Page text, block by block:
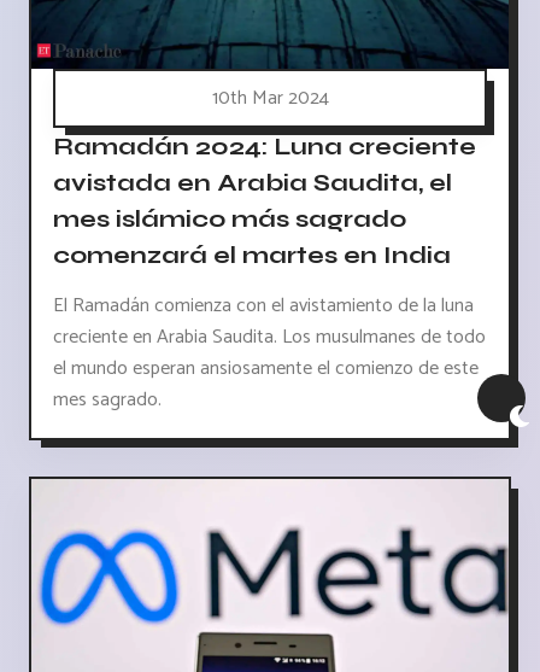
10th Mar 2024
Ramadán 2024: Luna creciente
avistada en Arabia Saudita, el
mes islámico más sagrado
comenzará el martes en India
El Ramadán comienza con el avistamiento de la luna
creciente en Arabia Saudita. Los musulmanes de todo
el mundo esperan ansiosamente el comienzo de este
mes sagrado.